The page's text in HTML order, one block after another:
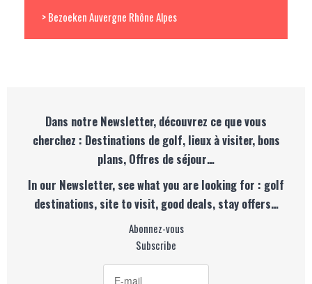
> Bezoeken Auvergne Rhône Alpes
Dans notre Newsletter, découvrez ce que vous
cherchez : Destinations de golf, lieux à visiter, bons
plans, Offres de séjour…
In our Newsletter, see what you are looking for : golf
destinations, site to visit, good deals, stay offers…
Abonnez-vous
Subscribe